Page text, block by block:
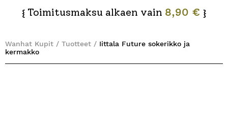
{ Toimitusmaksu alkaen vain 8,90 € }
Wanhat Kupit / Tuotteet / Iittala Future sokerikko ja
kermakko